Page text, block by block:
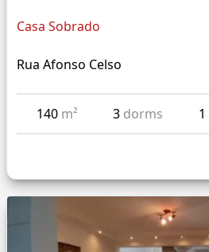
Casa Sobrado
Rua Afonso Celso
140 m² 3 dorms 1